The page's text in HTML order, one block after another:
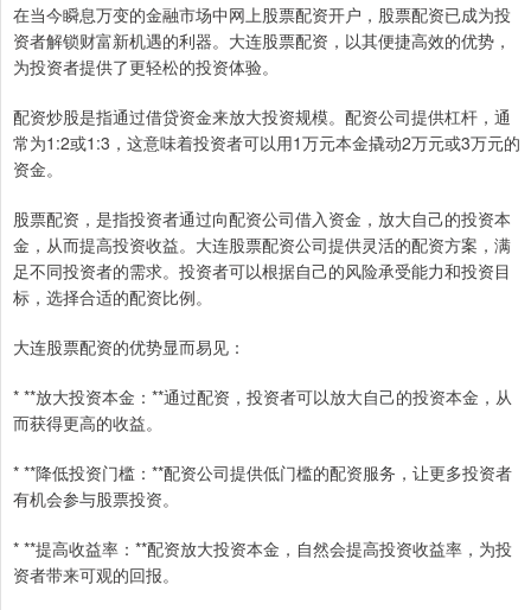
在当今瞬息万变的金融市场中网上股票配资开户，股票配资已成为投
资者解锁财富新机遇的利器。大连股票配资，以其便捷高效的优势，
为投资者提供了更轻松的投资体验。
配资炒股是指通过借贷资金来放大投资规模。配资公司提供杠杆，通
常为1:2或1:3，这意味着投资者可以用1万元本金撬动2万元或3万元的
资金。
股票配资，是指投资者通过向配资公司借入资金，放大自己的投资本
金，从而提高投资收益。大连股票配资公司提供灵活的配资方案，满
足不同投资者的需求。投资者可以根据自己的风险承受能力和投资目
标，选择合适的配资比例。
大连股票配资的优势显而易见：
* **放大投资本金：**通过配资，投资者可以放大自己的投资本金，从
而获得更高的收益。
* **降低投资门槛：**配资公司提供低门槛的配资服务，让更多投资者
有机会参与股票投资。
* **提高收益率：**配资放大投资本金，自然会提高投资收益率，为投
资者带来可观的回报。